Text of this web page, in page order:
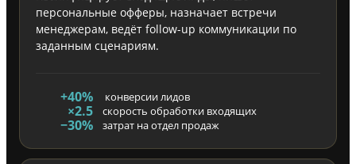
персональные офферы, назначает встречи
менеджерам, ведёт follow-up коммуникации по
заданным сценариям.
+40% конверсии лидов
×2.5 скорость обработки входящих
−30% затрат на отдел продаж